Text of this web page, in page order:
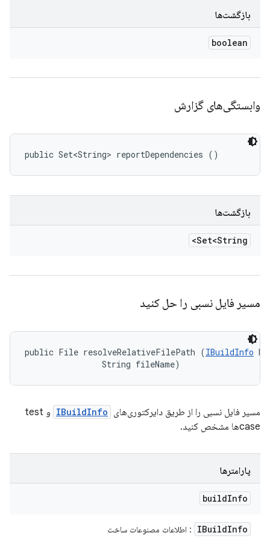
بازگشت‌ها
boolean
وابستگی‌های گزارش
public Set<String> reportDependencies ()
بازگشت‌ها
Set<String>
مسیر فایل نسبی را حل کنید
public File resolveRelativeFilePath (IBuildInfo
                String fileName)
مسیر فایل نسبی را از طریق دایرکتوری‌های IBuildInfo
و test
caseها مشخص کنید.
پارامترها
buildInfo
IBuildInfo : اطلاعات مصنوعات ساخت